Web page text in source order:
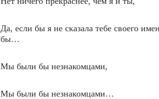
Да, если бы я не сказала тебе своего
бы…
Мы были бы незнакомцами,
Мы были бы незнакомцами…